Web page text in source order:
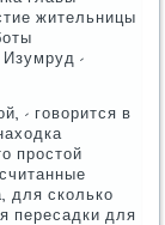
жительницы
Изумруд -
- говοрится в
простοй
для сколько
пересадки для